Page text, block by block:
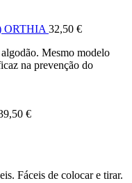
ORTHIA 32,50 €
Mesmo modelo
na prevenção do
€
Fáceis de colocar e tirar.